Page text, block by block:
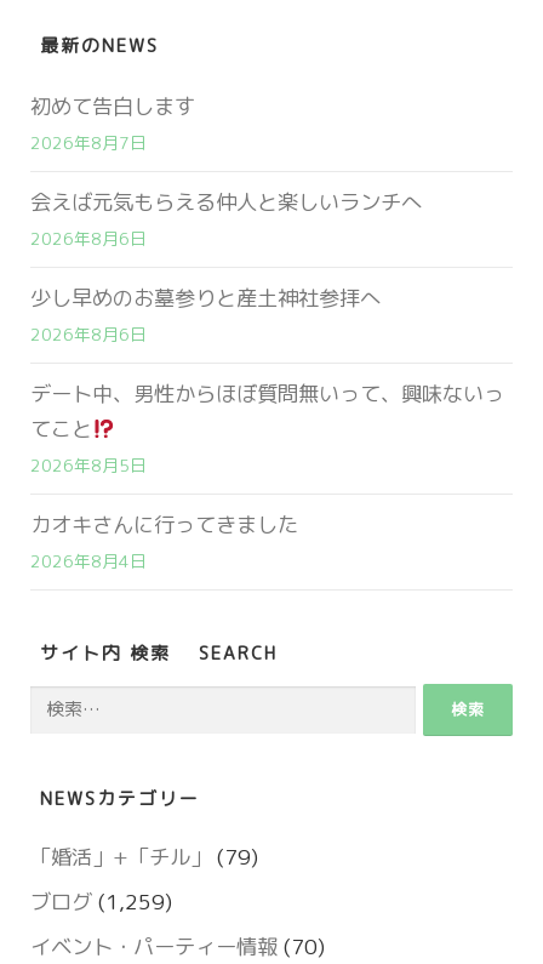
最新のNEWS
初めて告白します
2026年8月7日
会えば元気もらえる仲人と楽しいランチへ
2026年8月6日
少し早めのお墓参りと産土神社参拝へ
2026年8月6日
デート中、男性からほぼ質問無いって、興味ないっ
てこと
2026年8月5日
カオキさんに行ってきました
2026年8月4日
サイト内 検索 SEARCH
検
NEWSカテゴリー
「婚活」+「チル」 (79)
ブログ (1,259)
イベント・パーティー情報 (70)